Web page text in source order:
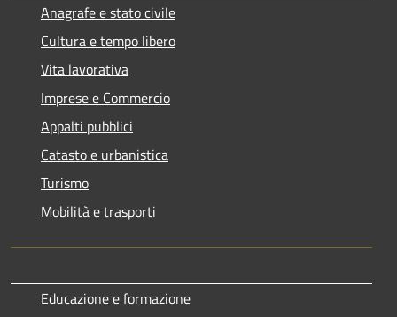
Anagrafe e stato civile
Cultura e tempo libero
Vita lavorativa
Imprese e Commercio
Appalti pubblici
Catasto e urbanistica
Turismo
Mobilità e trasporti
Educazione e formazione